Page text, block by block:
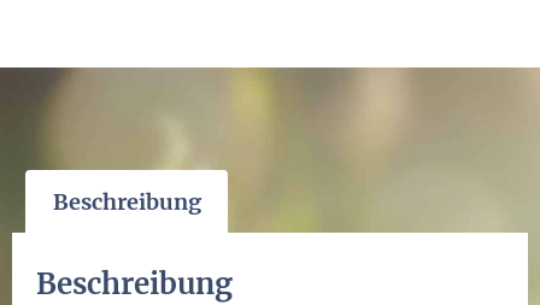
Beschreibung
Beschreibung